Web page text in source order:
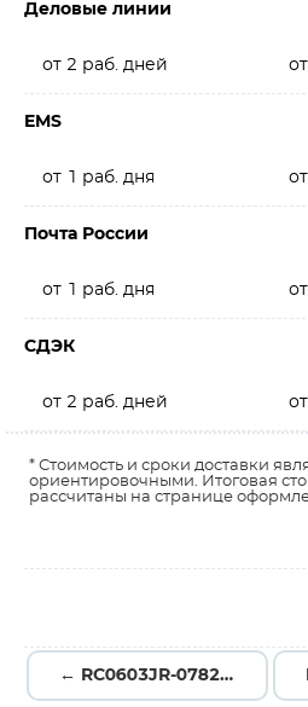
Деловые линии
от 2 раб. дней от
EMS
от 1 раб. дня от
Почта России
от 1 раб. дня от
СДЭК
от 2 раб. дней от
* Стоимость и сроки доставки
ориентировочными. Итоговая
рассчитаны на странице
← RC0603JR-07820KL